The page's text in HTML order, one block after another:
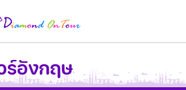
ร์อังกฤษ